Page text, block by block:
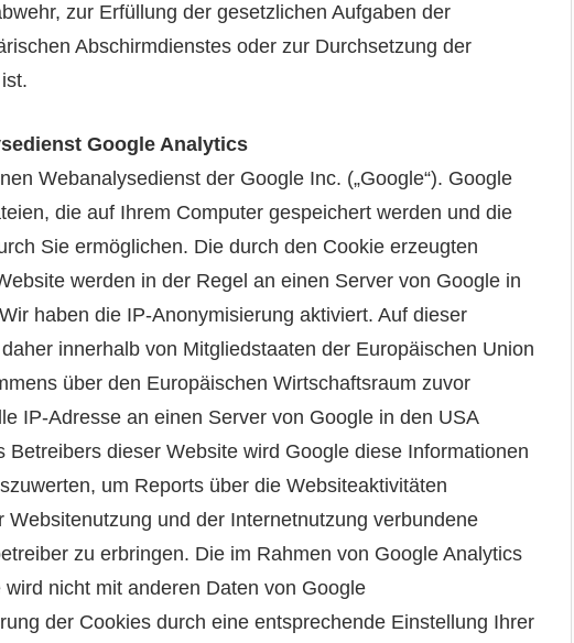
zur Erfüllung der gesetzlichen Aufgaben der
Abschirmdienstes oder zur Durchsetzung der
Google Analytics
Webanalysedienst der Google Inc. („Google“). Google
die auf Ihrem Computer gespeichert werden und die
Sie ermöglichen. Die durch den Cookie erzeugten
werden in der Regel an einen Server von Google in
haben die IP-Anonymisierung aktiviert. Auf dieser
innerhalb von Mitgliedstaaten der Europäischen Union
über den Europäischen Wirtschaftsraum zuvor
IP-Adresse an einen Server von Google in den USA
dieser Website wird Google diese Informationen
um Reports über die Websiteaktivitäten
und der Internetnutzung verbundene
zu erbringen. Die im Rahmen von Google Analytics
nicht mit anderen Daten von Google
der Cookies durch eine entsprechende Einstellung Ihrer